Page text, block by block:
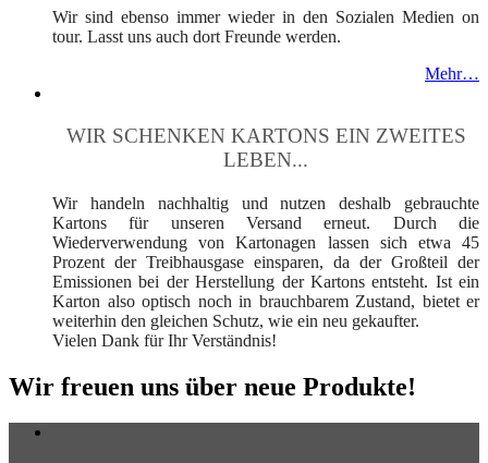
Wir sind ebenso immer wieder in den Sozialen Medien on
tour. Lasst uns auch dort Freunde werden.
Mehr…
WIR SCHENKEN KARTONS EIN ZWEITES
LEBEN...
Wir handeln nachhaltig und nutzen deshalb gebrauchte
Kartons für unseren Versand erneut. Durch die
Wiederverwendung von Kartonagen lassen sich etwa 45
Prozent der Treibhausgase einsparen, da der Großteil der
Emissionen bei der Herstellung der Kartons entsteht. Ist ein
Karton also optisch noch in brauchbarem Zustand, bietet er
weiterhin den gleichen Schutz, wie ein neu gekaufter.
Vielen Dank für Ihr Verständnis!
Wir freuen uns über neue Produkte!